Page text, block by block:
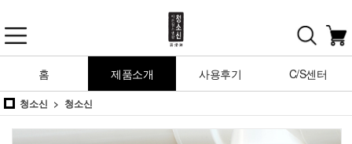
홈 제품소개 사용후기 C/S센터
청소신 청소신